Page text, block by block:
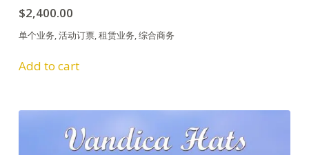
$2,400.00
单个业务,活动订票,租赁业务,综合商务
Add to cart